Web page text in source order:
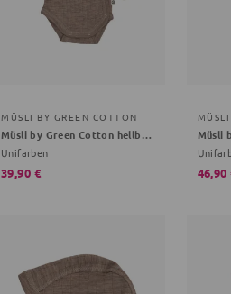
MÜSLI BY GREEN COTTON
Müsli by Green Cotton hellbraun 74
Unifarben
39,90 € 46,90